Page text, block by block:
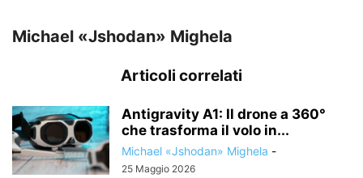
Michael «Jshodan» Mighela
Articoli correlati
Antigravity A1: Il drone a 360°
che trasforma il volo in...
Michael «Jshodan» Mighela -
25 Maggio 2026